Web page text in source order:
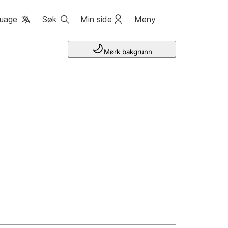
Søk Min side Meny
Mørk bakgrunn